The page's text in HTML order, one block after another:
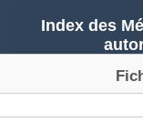
Index des